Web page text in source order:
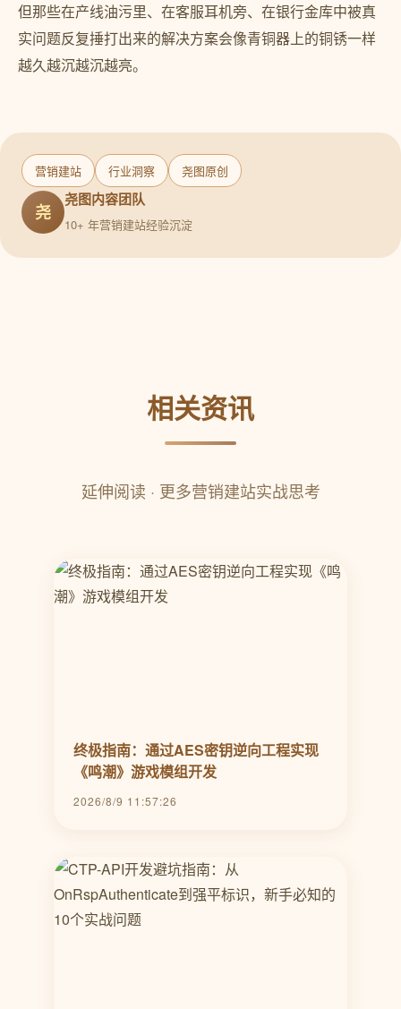
但那些在产线油污里、在客服耳机旁、在银行金库中被真
实问题反复捶打出来的解决方案会像青铜器上的铜锈一样
越久越沉越沉越亮。
营销建站 行业洞察 尧图原创
尧
尧图内容团队
10+ 年营销建站经验沉淀
相关资讯
延伸阅读 · 更多营销建站实战思考
终极指南：通过AES密钥逆向工程实现
《鸣潮》游戏模组开发
2026/8/9 11:57:26